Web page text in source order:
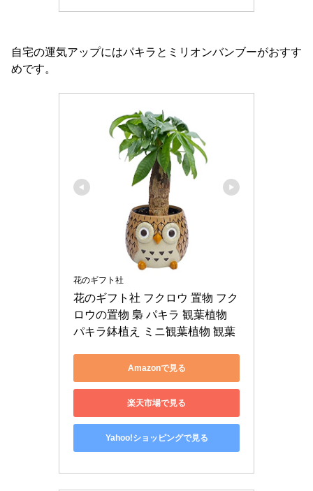
自宅の運気アップにはパキラとミリオンバンブーがおすす
めです。
花のギフト社
花のギフト社 フクロウ 置物 フク
ロウの置物 梟 パキラ 観葉植物
パキラ鉢植え ミニ観葉植物 観葉
Amazonで見る
楽天市場で見る
Yahoo!ショッピングで見る